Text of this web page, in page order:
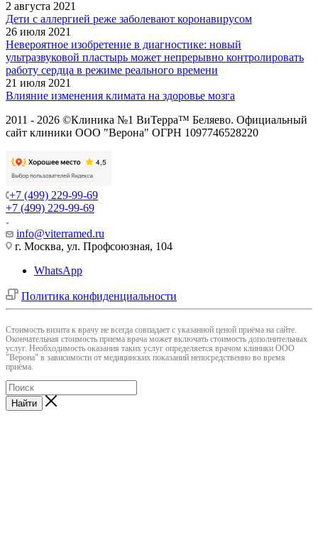
2 августа 2021
Дети с аллергией реже заболевают коронавирусом
26 июля 2021
Невероятное изобретение в диагностике: новый
ультразвуковой пластырь может непрерывно контролировать
работу сердца в режиме реального времени
21 июля 2021
Влияние изменения климата на здоровье мозга
2011 - 2026 ©Клиника №1 ВиТерра™ Беляево. Официальный
сайт клиники ООО "Верона" ОГРН 1097746528220
+7 (499) 229-99-69
+7 (499) 229-99-69
info@viterramed.ru
г. Москва, ул. Профсоюзная, 104
WhatsApp
Политика конфиденциальности
Cтоимость визита к врачу не всегда совпадает с указанной ценой приёма на сайте.
Окончательная стоимость приема врача может включать стоимость дополнительных
услуг. Необходимость оказания таких услуг определяется врачом клиники ООО
"Верона" в зависимости от медицинских показаний непосредственно во время
приёма.
Найти